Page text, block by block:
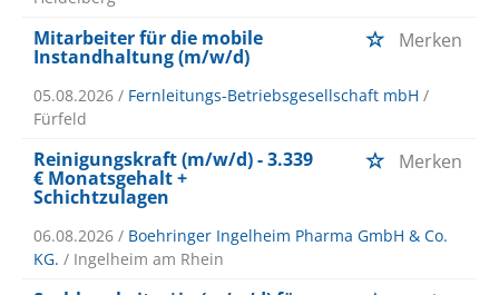
Mitarbeiter für die mobile
Instandhaltung (m/w/d)
Merken
05.08.2026 / Fernleitungs-Betriebsgesellschaft mbH /
Fürfeld
Reinigungskraft (m/w/d) - 3.339
€ Monatsgehalt +
Schichtzulagen
Merken
06.08.2026 / Boehringer Ingelheim Pharma GmbH & Co.
KG. / Ingelheim am Rhein